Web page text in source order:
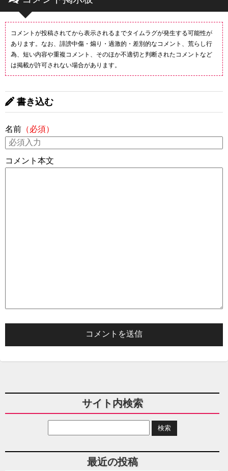
コメントが投稿されてから表示されるまでタイムラグが発生する可能性が
あります。なお、誹謗中傷・煽り・過激的・差別的なコメント、荒らし行
為、短い内容や重複コメント、そのほか不適切と判断されたコメントなど
は掲載が許可されない場合があります。
書き込む
名前 （必須）
コメント本文
サイト内検索
最近の投稿